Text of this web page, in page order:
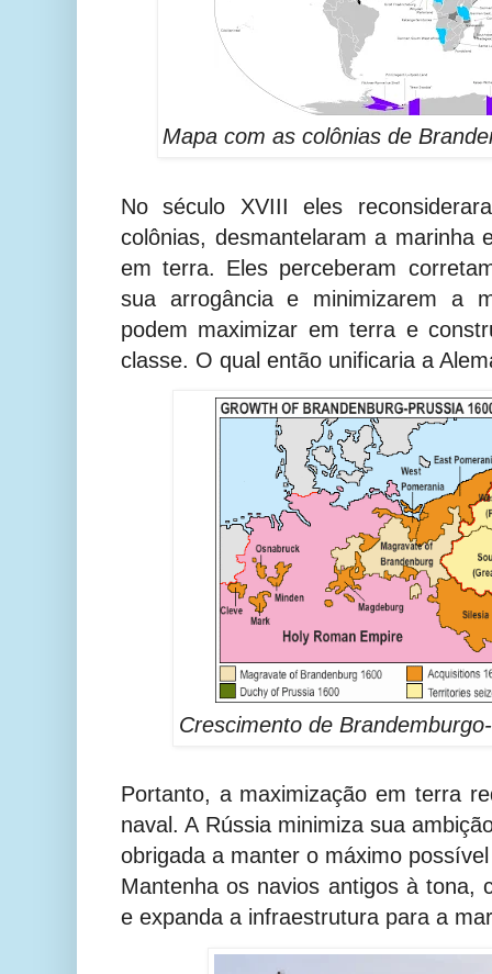
Mapa com as colônias de
No século XVIII eles
colônias, desmantelaram a marinha
em terra. Eles perceberam
sua arrogância e minimizarem a
podem maximizar em terra e
classe. O qual então unificaria a
Crescimento de
Portanto, a maximização em terra
naval. A Rússia minimiza sua
obrigada a manter o máximo
Mantenha os navios antigos à tona,
e expanda a infraestrutura para a